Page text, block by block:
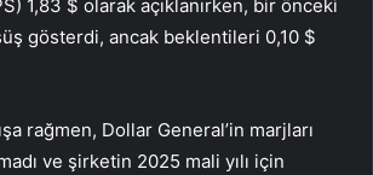
1,83 $ olarak açıklanırken, bir önceki
gösterdi, ancak beklentileri 0,10 $
rağmen, Dollar General’in marjları
ve şirketin 2025 mali yılı için